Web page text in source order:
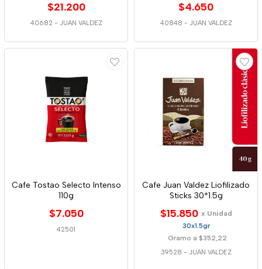
$21.200
40682 - JUAN VALDEZ
$4.650
40848 - JUAN VALDEZ
Cafe Tostao Selecto Intenso
110g
$7.050
42501
Cafe Juan Valdez Liofilizado
Sticks 30*1.5g
$15.850 x Unidad
30x1.5gr
Gramo a $352,22
39528 - JUAN VALDEZ